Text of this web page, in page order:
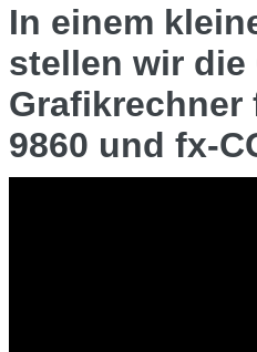
In einem
stellen wir die
Grafikrechner
9860 und fx-